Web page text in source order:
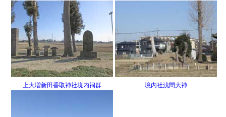
上大増新田香取神社境内祠群 境内社浅間大神